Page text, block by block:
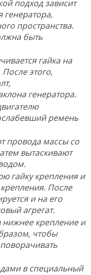
подход зависит
пространства.
быть
гайка на
этого,
генератора.
ремень
провода массы со
вытаскивают
гайку крепления и
После
и на его
агрегат.
нижнее крепление и
чтобы
в специальный